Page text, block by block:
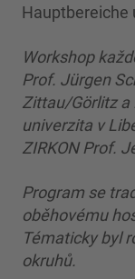
Hauptbereiche
Workshop
Prof. Jürgen
Zittau/Görlitz a
univerzita v
ZIRKON Prof.
Program se
oběhovému
Tématicky byl
okruhů.